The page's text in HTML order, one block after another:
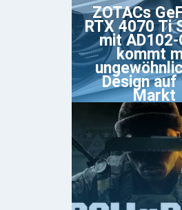
ZOTACs
RTX 4070 Ti
mit AD102-
kommt
Design auf
Markt